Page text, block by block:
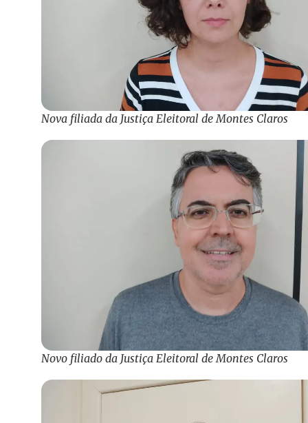
Nova filiada da Justiça Eleitoral de Montes Claros
Novo filiado da Justiça Eleitoral de Montes Claros